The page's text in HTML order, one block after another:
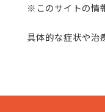
※このサイトの情
具体的な症状や治